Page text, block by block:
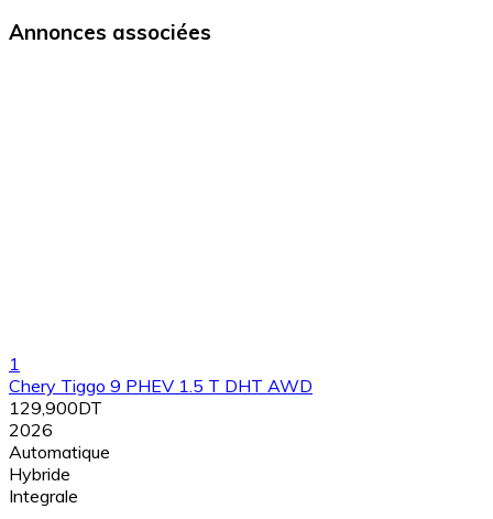
Annonces associées
1
Chery Tiggo 9 PHEV 1.5 T DHT AWD
129,900DT
2026
Automatique
Hybride
Integrale